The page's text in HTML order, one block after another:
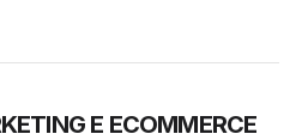
E ECOMMERCE